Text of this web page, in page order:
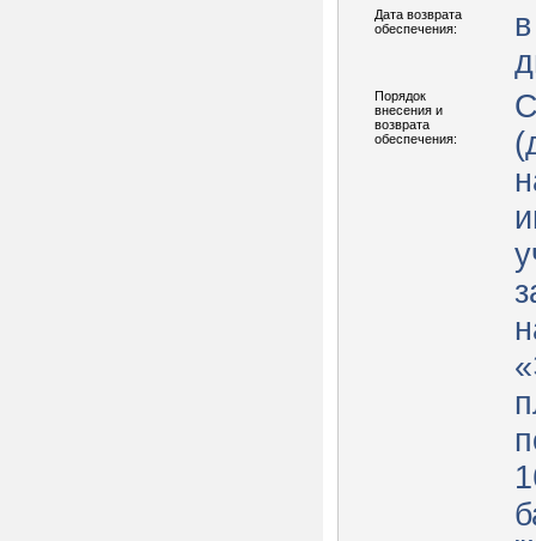
Дата возврата
обеспечения:
Порядок
внесения и
возврата
обеспечения: